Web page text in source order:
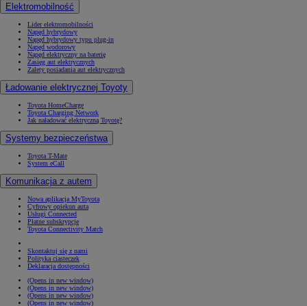
Elektromobilność
Lider elektromobilności
Napęd hybrydowy
Napęd hybrydowy typu plug-in
Napęd wodorowy
Napęd elektryczny na baterię
Zasięg aut elektrycznych
Zalety posiadania aut elektrycznych
Ładowanie elektrycznej Toyoty
Toyota HomeCharge
Toyota Charging Network
Jak naładować elektryczną Toyotę?
Systemy bezpieczeństwa
Toyota T-Mate
System eCall
Komunikacja z autem
Nowa aplikacja MyToyota
Cyfrowy opiekun auta
Usługi Connected
Płatne subskrypcje
Toyota Connectivity Match
Skontaktuj się z nami
Polityka ciasteczek
Deklaracja dostępności
(Opens in new window)
(Opens in new window)
(Opens in new window)
(Opens in new window)